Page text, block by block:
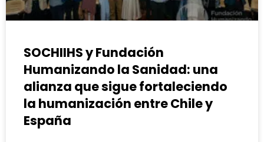
SOCHIIHS y Fundación
Humanizando la Sanidad: una
alianza que sigue fortaleciendo
la humanización entre Chile y
España